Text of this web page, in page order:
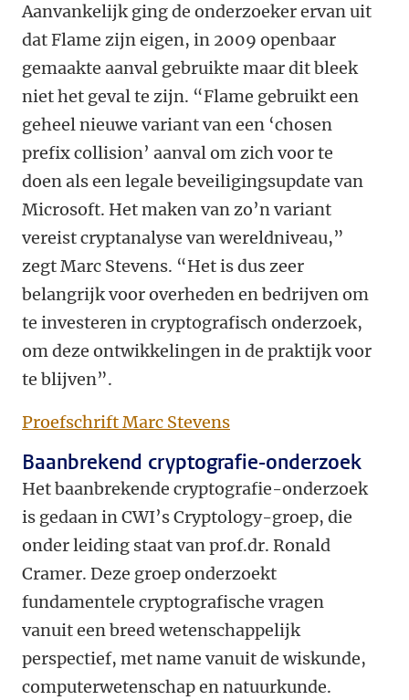
Aanvankelijk ging de onderzoeker ervan uit
dat Flame zijn eigen, in 2009 openbaar
gemaakte aanval gebruikte maar dit bleek
niet het geval te zijn. “Flame gebruikt een
geheel nieuwe variant van een ‘chosen
prefix collision’ aanval om zich voor te
doen als een legale beveiligingsupdate van
Microsoft. Het maken van zo’n variant
vereist cryptanalyse van wereldniveau,”
zegt Marc Stevens. “Het is dus zeer
belangrijk voor overheden en bedrijven om
te investeren in cryptografisch onderzoek,
om deze ontwikkelingen in de praktijk voor
te blijven”.
Proefschrift Marc Stevens
Baanbrekend cryptografie-onderzoek
Het baanbrekende cryptografie-onderzoek
is gedaan in CWI’s Cryptology-groep, die
onder leiding staat van prof.dr. Ronald
Cramer. Deze groep onderzoekt
fundamentele cryptografische vragen
vanuit een breed wetenschappelijk
perspectief, met name vanuit de wiskunde,
computerwetenschap en natuurkunde.